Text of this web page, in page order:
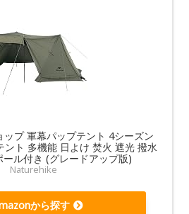
プ 軍幕パップテント 4シーズン
ント 多機能 日よけ 焚火 遮光 撥水
ール付き (グレードアップ版)
Naturehike
から探す